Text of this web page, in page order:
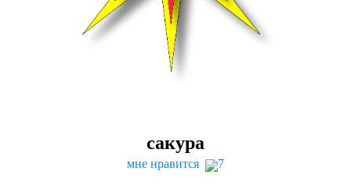
сакура
мне нравится 7